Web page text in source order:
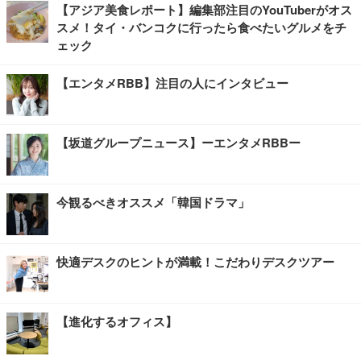
【アジア美食レポート】編集部注目のYouTuberがオス
スメ！タイ・バンコクに行ったら食べたいグルメをチ
ェック
【エンタメRBB】注目の人にインタビュー
【坂道グループニュース】ーエンタメRBBー
今観るべきオススメ「韓国ドラマ」
快適デスクのヒントが満載！こだわりデスクツアー
【進化するオフィス】